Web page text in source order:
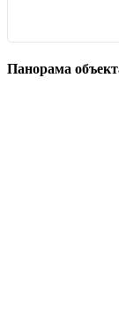
Панорама